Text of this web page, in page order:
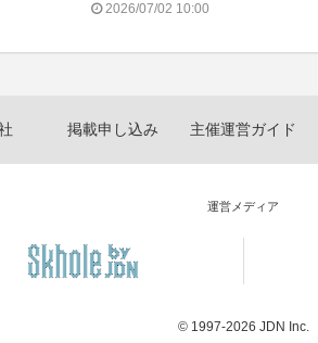
2026/07/02 10:00
掲載申し込み 主催運営ガイド
運営メディア
© 1997-2026 JDN Inc.